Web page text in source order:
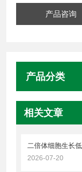
产品咨询
产品分类
相关文章
2026-07-20